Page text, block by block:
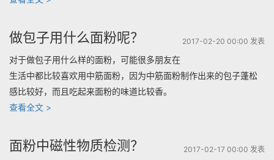
过
期
了
还
能
做包子用什么面粉呢？ 2017-02-20 00:00 发表
对于做包子用什么样的面粉，可能很多朋友在
生活中都比较喜欢用中筋面粉，因为中筋面粉制作出来的包子蓬松
感比较好，而且吃起来面粉的味道比较香。
查看全文 >
子
用
面粉中磁性物质检测？ 2017-02-17 00:00 发表